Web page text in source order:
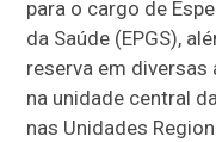
para o cargo de
da Saúde (EPGS),
reserva em diversas
na unidade central
nas Unidades